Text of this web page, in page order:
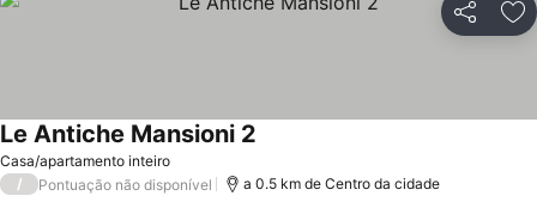
Partilhar
Casa/apartamento inteiro
Le Antiche Mansioni 2
/ Pontuação não disponível a 0.5 km de Centro da cidade